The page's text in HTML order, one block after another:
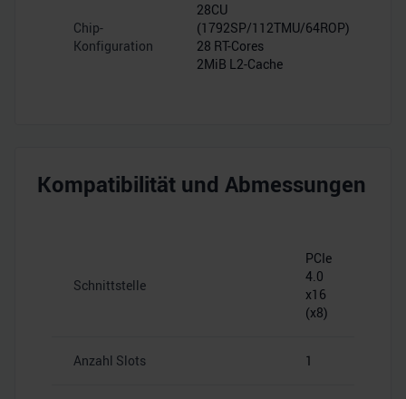
Chip-
Konfiguration
28CU
(1792SP/112TMU/64ROP)
28 RT-Cores
2MiB L2-Cache
Kompatibilität und Abmessungen
Schnittstelle
PCIe
4.0
x16
(x8)
Anzahl Slots 1